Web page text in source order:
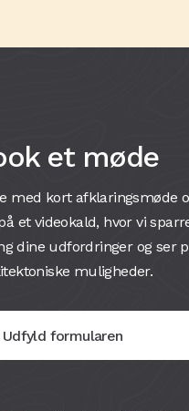
et møde
med kort afklaringsmøde
et videokald, hvor vi
dine udfordringer og ser
muligheder.
Udfyld formularen